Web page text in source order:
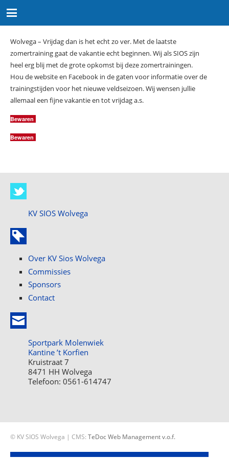
Wolvega – Vrijdag dan is het echt zo ver. Met de laatste
zomertraining gaat de vakantie echt beginnen. Wij als SIOS zijn
heel erg blij met de grote opkomst bij deze zomertrainingen.
Hou de website en Facebook in de gaten voor informatie over de
trainingstijden voor het nieuwe veldseizoen. Wij wensen jullie
allemaal een fijne vakantie en tot vrijdag a.s.
Bewaren
Bewaren
KV SIOS Wolvega
Over KV Sios Wolvega
Commissies
Sponsors
Contact
Sportpark Molenwiek
Kantine ’t Korfien
Kruistraat 7
8471 HH Wolvega
Telefoon: 0561-614747
© KV SIOS Wolvega | CMS: TeDoc Web Management v.o.f.